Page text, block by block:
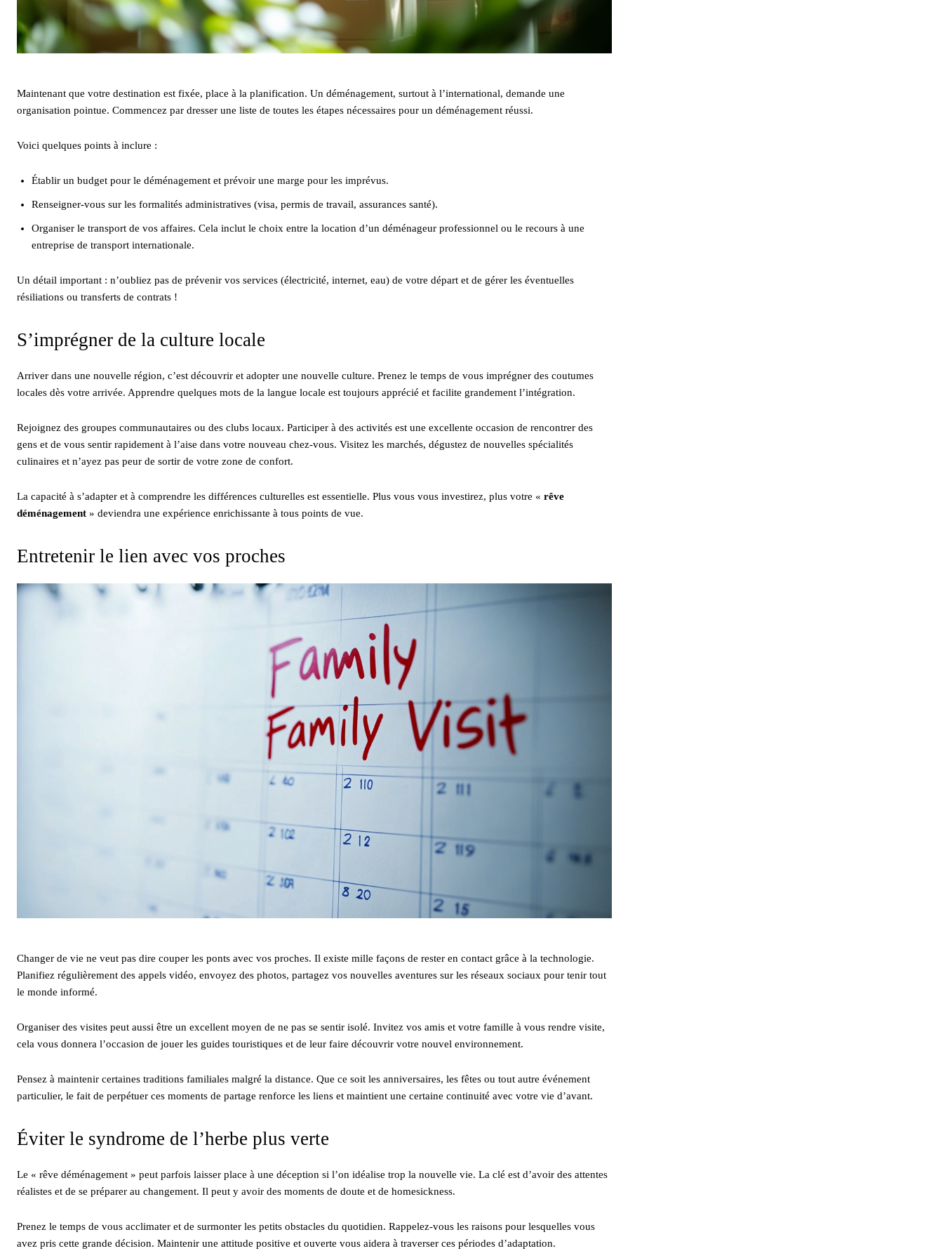
Maintenant que votre destination est fixée, place à la planification. Un déménagement, surtout à l’international, demande une
organisation pointue. Commencez par dresser une liste de toutes les étapes nécessaires pour un déménagement réussi.
Voici quelques points à inclure :
Établir un budget pour le déménagement et prévoir une marge pour les imprévus.
Renseigner-vous sur les formalités administratives (visa, permis de travail, assurances santé).
Organiser le transport de vos affaires. Cela inclut le choix entre la location d’un déménageur professionnel ou le recours à une
entreprise de transport internationale.
Un détail important : n’oubliez pas de prévenir vos services (électricité, internet, eau) de votre départ et de gérer les éventuelles
résiliations ou transferts de contrats !
S’imprégner de la culture locale
Arriver dans une nouvelle région, c’est découvrir et adopter une nouvelle culture. Prenez le temps de vous imprégner des coutumes
locales dès votre arrivée. Apprendre quelques mots de la langue locale est toujours apprécié et facilite grandement l’intégration.
Rejoignez des groupes communautaires ou des clubs locaux. Participer à des activités est une excellente occasion de rencontrer des
gens et de vous sentir rapidement à l’aise dans votre nouveau chez-vous. Visitez les marchés, dégustez de nouvelles spécialités
culinaires et n’ayez pas peur de sortir de votre zone de confort.
La capacité à s’adapter et à comprendre les différences culturelles est essentielle. Plus vous vous investirez, plus votre « rêve
déménagement » deviendra une expérience enrichissante à tous points de vue.
Entretenir le lien avec vos proches
Changer de vie ne veut pas dire couper les ponts avec vos proches. Il existe mille façons de rester en contact grâce à la technologie.
Planifiez régulièrement des appels vidéo, envoyez des photos, partagez vos nouvelles aventures sur les réseaux sociaux pour tenir tout
le monde informé.
Organiser des visites peut aussi être un excellent moyen de ne pas se sentir isolé. Invitez vos amis et votre famille à vous rendre visite,
cela vous donnera l’occasion de jouer les guides touristiques et de leur faire découvrir votre nouvel environnement.
Pensez à maintenir certaines traditions familiales malgré la distance. Que ce soit les anniversaires, les fêtes ou tout autre événement
particulier, le fait de perpétuer ces moments de partage renforce les liens et maintient une certaine continuité avec votre vie d’avant.
Éviter le syndrome de l’herbe plus verte
Le « rêve déménagement » peut parfois laisser place à une déception si l’on idéalise trop la nouvelle vie. La clé est d’avoir des attentes
réalistes et de se préparer au changement. Il peut y avoir des moments de doute et de homesickness.
Prenez le temps de vous acclimater et de surmonter les petits obstacles du quotidien. Rappelez-vous les raisons pour lesquelles vous
avez pris cette grande décision. Maintenir une attitude positive et ouverte vous aidera à traverser ces périodes d’adaptation.